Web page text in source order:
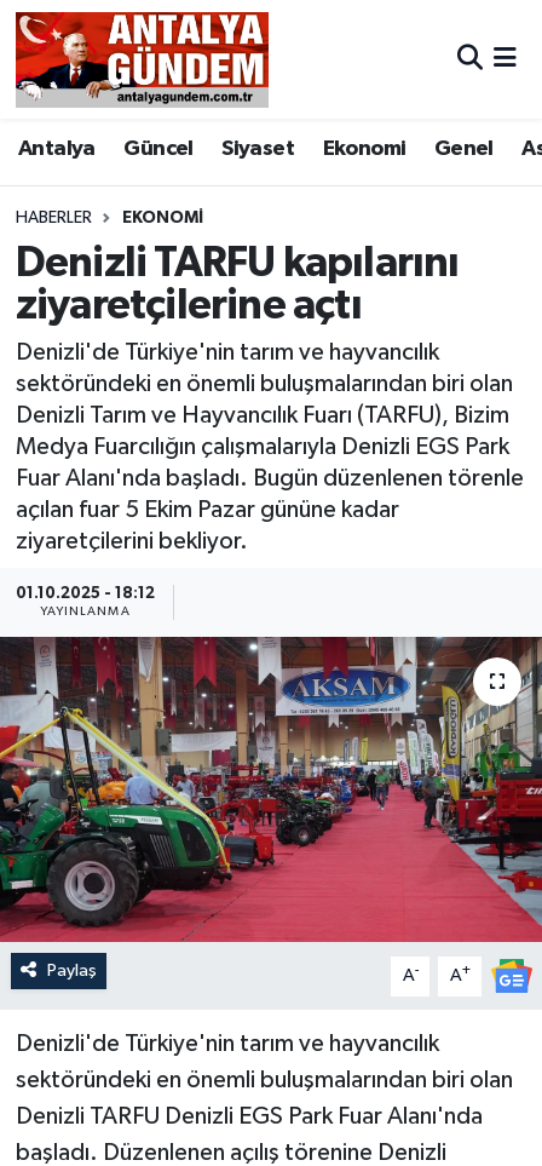
Antalya Güncel Siyaset Ekonomi Genel
HABERLER EKONOMI
Denizli TARFU kapılarını
ziyaretçilerine açtı
Denizli'de Türkiye'nin tarım ve hayvancılık
sektöründeki en önemli buluşmalarından biri olan
Denizli Tarım ve Hayvancılık Fuarı (TARFU), Bizim
Medya Fuarcılığın çalışmalarıyla Denizli EGS Park
Fuar Alanı'nda başladı. Bugün düzenlenen törenle
açılan fuar 5 Ekim Pazar gününe kadar
ziyaretçilerini bekliyor.
01.10.2025 - 18:12
YAYINLANMA
Paylaş A- A+
Denizli'de Türkiye'nin tarım ve hayvancılık
sektöründeki en önemli buluşmalarından biri olan
Denizli TARFU Denizli EGS Park Fuar Alanı'nda
başladı. Düzenlenen açılış törenine Denizli
Antalya
Asayiş
Bilim & Teknoloji
Bölge
EĞİTİM
Genel
Görüntülü Haber
Güncel
Kültür & Sanat
Magazin
Resmi İlan
Sağlık & Yaşam
Siyaset
Spor
Antalya Nöbetçi Eczaneler
Antalya Hava Durumu
Antalya Namaz Vakitleri
Antalya Trafik Yoğunluk Haritası
Süper Lig Puan Durumu ve Fikstür
Son Dakika Haberleri
Haber Arşivi